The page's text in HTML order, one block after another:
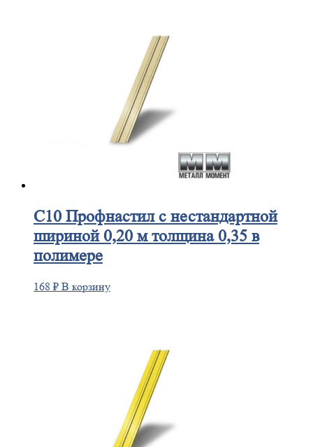
С10Профнастил с нестандартной
шириной 0,20 м толщина 0,35 в
полимере
168 ₽ В корзину